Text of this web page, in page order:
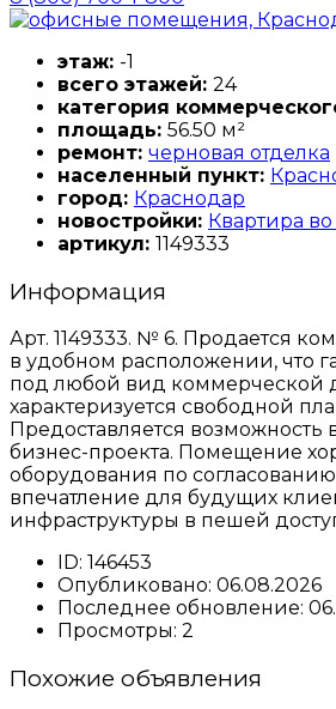
этаж: -1
всего этажей: 24
категория
площадь: 56.50 м²
ремонт: черновая отделка
населенный пункт:
город: Краснодар
новостройки: Квартира
артикул: 1149333
Информация
Арт. 1149333. № 6. Продается
в удобном расположении, что
под любой вид коммерческой
характеризуется свободной
Предоставляется
бизнес-проекта. Помещение
оборудования по
впечатление для будущих
инфраструктуры в пешей
ID: 146453
Опубликовано: 06.08.2026
Последнее обновление:
Просмотры: 2
Похожие объявления